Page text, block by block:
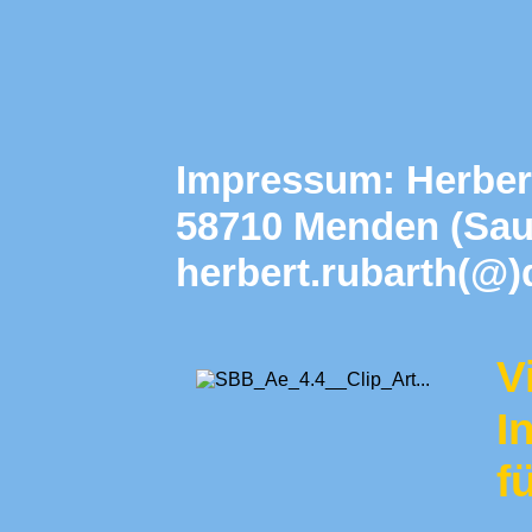
Impressum:
58710 Menden